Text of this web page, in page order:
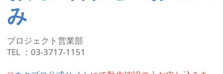
み
プロジェクト営業部
TEL ：03-3717-1151